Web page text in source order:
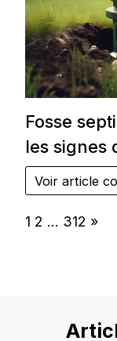
Fosse
les signes
Voir article
Page:
1 2 … 312 Next
»